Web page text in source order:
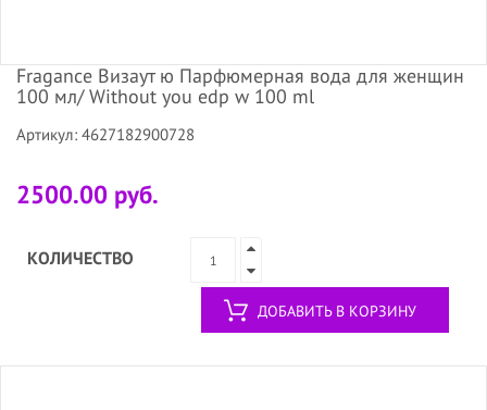
Fragance Визаут ю Парфюмерная вода для женщин
100 мл/ Without you edp w 100 ml
Артикул: 4627182900728
2500.00 руб.
КОЛИЧЕСТВО
ДОБАВИТЬ В КОРЗИНУ